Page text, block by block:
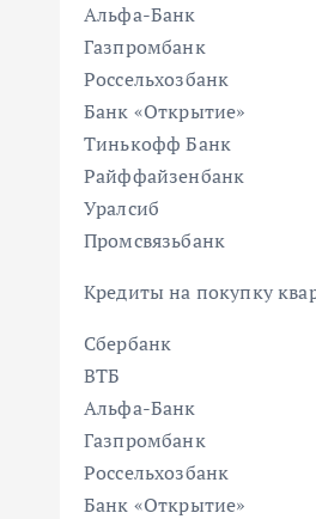
Альфа-Банк
Газпромбанк
Россельхозбанк
Банк «Открытие»
Тинькофф Банк
Райффайзенбанк
Уралсиб
Промсвязьбанк
Кредиты на покупку
Сбербанк
ВТБ
Альфа-Банк
Газпромбанк
Россельхозбанк
Банк «Открытие»